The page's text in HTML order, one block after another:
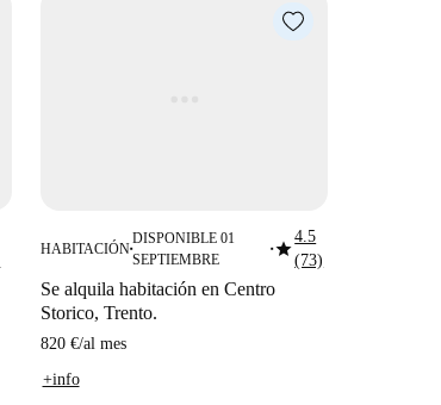
HABITACIÓN■
DISPONIBLE 01
SEPTIEMBRE
■star4.5
(73)
Se alquila habitación en Centro
Storico, Trento.
820 €/al mes
+info